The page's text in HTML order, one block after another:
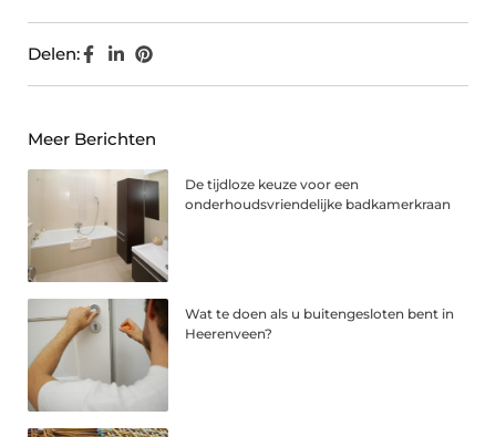
Delen:
Meer Berichten
De tijdloze keuze voor een
onderhoudsvriendelijke badkamerkraan
Wat te doen als u buitengesloten bent in
Heerenveen?